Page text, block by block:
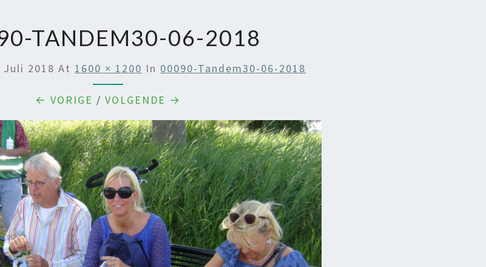
TANDEM30-06-2018
Juli 2018 At 1600 × 1200 In 00090-Tandem30-06-2018
← VORIGE / VOLGENDE →